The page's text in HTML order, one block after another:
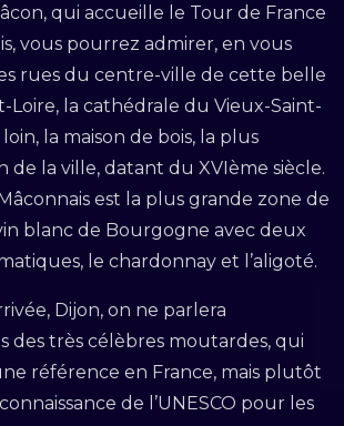
qui accueille le Tour de France
vous pourrez admirer, en vous
rues du centre-ville de cette belle
Loire, la cathédrale du Vieux-Saint-
la maison de bois, la plus
de la ville, datant du XVIème siècle.
est la plus grande zone de
blanc de Bourgogne avec deux
le chardonnay et l’aligoté.
Dijon, on ne parlera
des très célèbres moutardes, qui
référence en France, mais plutôt
de l’UNESCO pour les